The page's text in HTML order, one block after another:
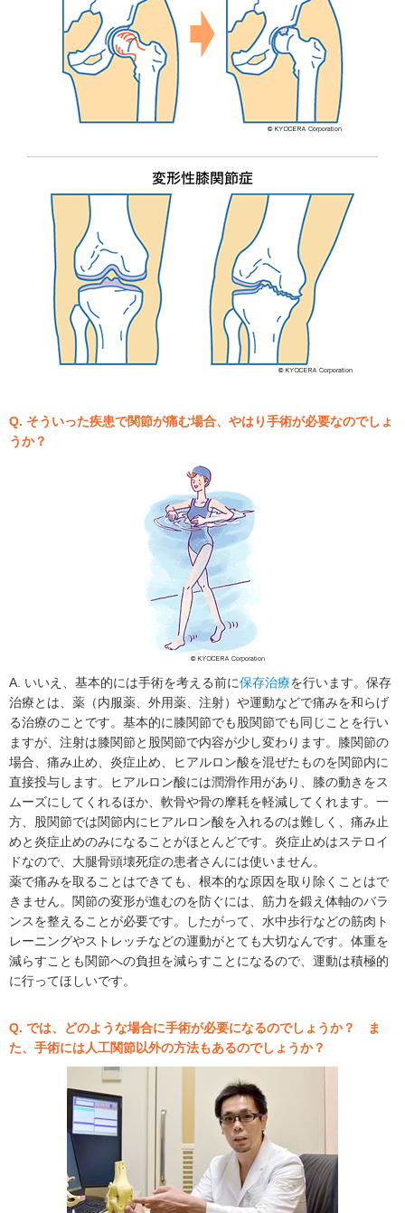
Q. そういった疾患で関節が痛む場合、やはり手術が必要なのでしょ
うか？
A. いいえ、基本的には手術を考える前に保存治療を行います。保存
治療とは、薬（内服薬、外用薬、注射）や運動などで痛みを和らげ
る治療のことです。基本的に膝関節でも股関節でも同じことを行い
ますが、注射は膝関節と股関節で内容が少し変わります。膝関節の
場合、痛み止め、炎症止め、ヒアルロン酸を混ぜたものを関節内に
直接投与します。ヒアルロン酸には潤滑作用があり、膝の動きをス
ムーズにしてくれるほか、軟骨や骨の摩耗を軽減してくれます。一
方、股関節では関節内にヒアルロン酸を入れるのは難しく、痛み止
めと炎症止めのみになることがほとんどです。炎症止めはステロイ
ドなので、大腿骨頭壊死症の患者さんには使いません。
薬で痛みを取ることはできても、根本的な原因を取り除くことはで
きません。関節の変形が進むのを防ぐには、筋力を鍛え体軸のバラ
ンスを整えることが必要です。したがって、水中歩行などの筋肉ト
レーニングやストレッチなどの運動がとても大切なんです。体重を
減らすことも関節への負担を減らすことになるので、運動は積極的
に行ってほしいです。
Q. では、どのような場合に手術が必要になるのでしょうか？ ま
た、手術には人工関節以外の方法もあるのでしょうか？